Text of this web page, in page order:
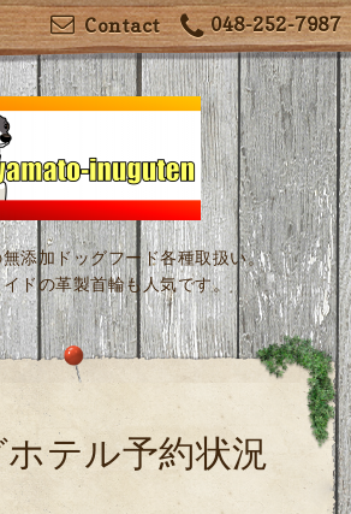
048-252-7987
Contact
添加ドッグフード各種取扱い。
ドの革製首輪も人気です。
テル予約状況